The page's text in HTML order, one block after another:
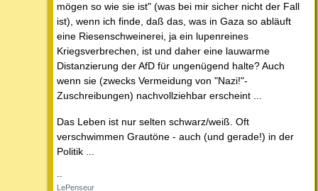
mögen so wie sie ist" (was bei mir sicher nicht der Fall
ist), wenn ich finde, daß das, was in Gaza so abläuft
eine Riesenschweinerei, ja ein lupenreines
Kriegsverbrechen, ist und daher eine lauwarme
Distanzierung der AfD für ungenügend halte? Auch
wenn sie (zwecks Vermeidung von "Nazi!"-
Zuschreibungen) nachvollziehbar erscheint ...
Das Leben ist nur selten schwarz/weiß. Oft
verschwimmen Grautöne - auch (und gerade!) in der
Politik ...
--
LePenseur